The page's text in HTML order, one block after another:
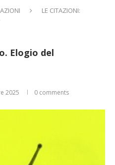
LE CITAZIONI:
Elogio del
2025 0 comments